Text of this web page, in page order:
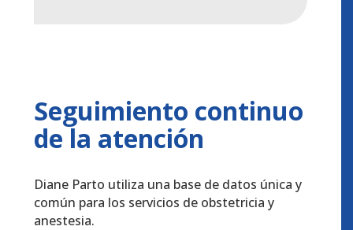
Seguimiento continuo
de la atención
Diane Parto utiliza una base de datos única y
común para los servicios de obstetricia y
anestesia.